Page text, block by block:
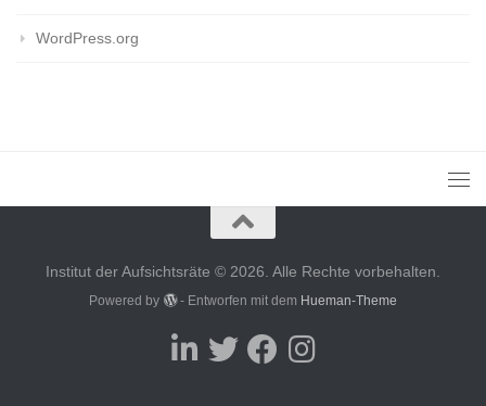
WordPress.org
Institut der Aufsichtsräte © 2026. Alle Rechte vorbehalten.
Powered by - Entworfen mit dem Hueman-Theme